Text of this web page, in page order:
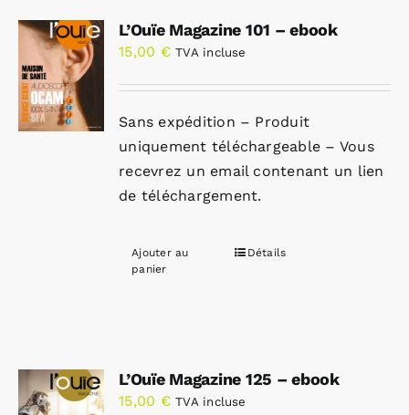
L’Ouïe Magazine 101 – ebook
15,00 € TVA incluse
Sans expédition – Produit
uniquement téléchargeable – Vous
recevrez un email contenant un lien
de téléchargement.
Ajouter au
panier
Détails
L’Ouïe Magazine 125 – ebook
15,00 € TVA incluse